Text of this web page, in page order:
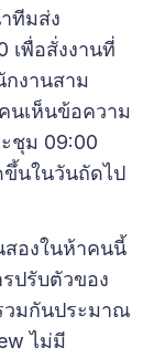
ทีมส่ง
เพื่อสั่งงานที่
งานสาม
นเห็นข้อความ
ชุม 09:00
ขึ้นในวันถัดไป
สองในห้าคนนี้
ปรับตัวของ
วมกันประมาณ
ไม่มี